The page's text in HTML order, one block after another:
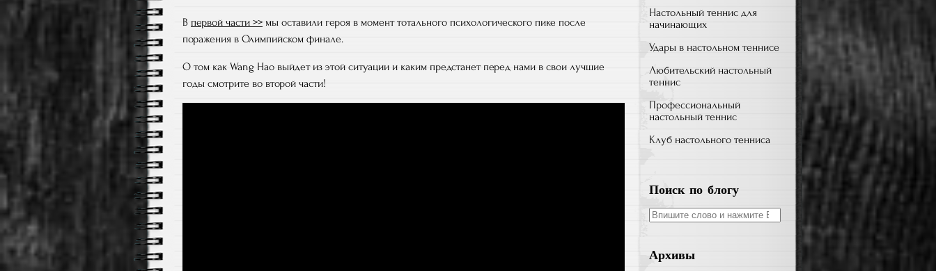
LONG:
определивших
В первой части >> мы оставили героя в момент тотального психологического пике после
поражения в Олимпийском финале.
О том как Wang Hao выйдет из этой ситуации и каким предстанет перед нами в свои лучшие
годы смотрите во второй части!
Настольный теннис для
начинающих
Удары в настольном теннисе
Любительский настольный
теннис
Профессиональный
настольный теннис
Клуб настольного тенниса
Поиск по блогу
Search
for:
Архивы